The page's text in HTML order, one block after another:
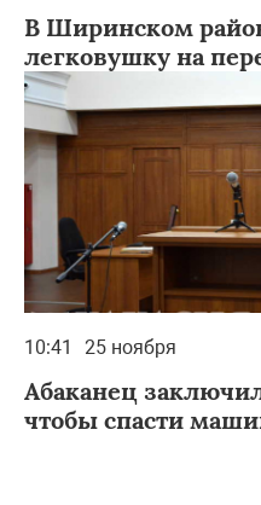
В Ширинском
легковушку на
10:41 25 ноября
Абаканец
чтобы спасти